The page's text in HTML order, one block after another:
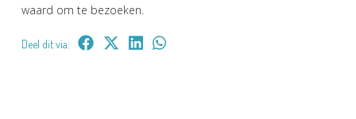
waard om te bezoeken.
Deel dit via: